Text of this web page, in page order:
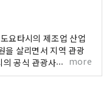
요타시의 제조업 산업
을 살리면서 지역 관광
공식 관광사이트 운영
발을 추진한다. 단체입
more